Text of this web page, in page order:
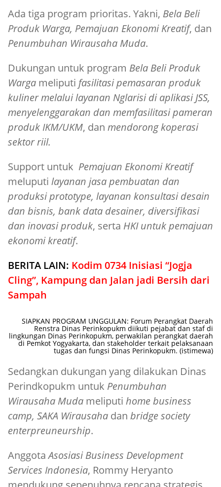
Ada tiga program prioritas. Yakni, Bela Beli
Produk Warga, Pemajuan Ekonomi Kreatif, dan
Penumbuhan Wirausaha Muda.
Dukungan untuk program Bela Beli Produk
Warga meliputi fasilitasi pemasaran produk
kuliner melalui layanan Nglarisi di aplikasi JSS,
menyelenggarakan dan memfasilitasi pameran
produk IKM/UKM, dan mendorong koperasi
sektor riil.
Support untuk Pemajuan Ekonomi Kreatif
meluputi layanan jasa pembuatan dan
produksi prototype, layanan konsultasi desain
dan bisnis, bank data desainer, diversifikasi
dan inovasi produk, serta HKI untuk pemajuan
ekonomi kreatif.
BERITA LAIN: Kodim 0734 Inisiasi “Jogja
Cling”, Kampung dan Jalan jadi Bersih dari
Sampah
SIAPKAN PROGRAM UNGGULAN: Forum Perangkat Daerah
Renstra Dinas Perinkopukm diikuti pejabat dan staf di
lingkungan Dinas Perinkopukm, perwakilan perangkat daerah
di Pemkot Yogyakarta, dan stakeholder terkait pelaksanaan
tugas dan fungsi Dinas Perinkopukm. (istimewa)
Sedangkan dukungan yang dilakukan Dinas
Perindkopukm untuk Penumbuhan
Wirausaha Muda meliputi home business
camp, SAKA Wirausaha dan bridge society
enterpreuneurship.
AnggotaAsosiasi Business Development
Services Indonesia, Rommy Heryanto